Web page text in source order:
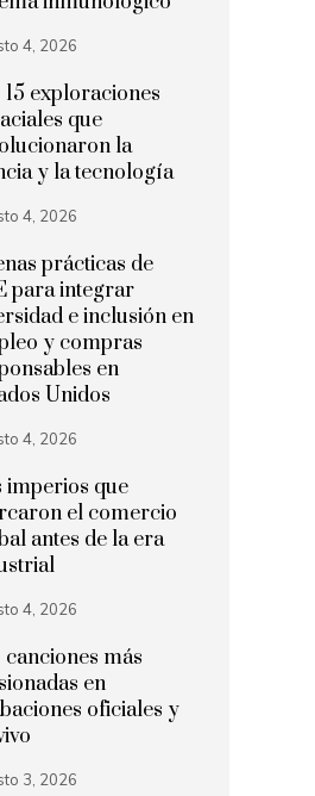
4, 2026
15 exploraciones
que
la
y la tecnología
4, 2026
prácticas de
para integrar
e inclusión en
y compras
en
Unidos
4, 2026
imperios que
el comercio
antes de la era
4, 2026
canciones más
en
oficiales y
3, 2026